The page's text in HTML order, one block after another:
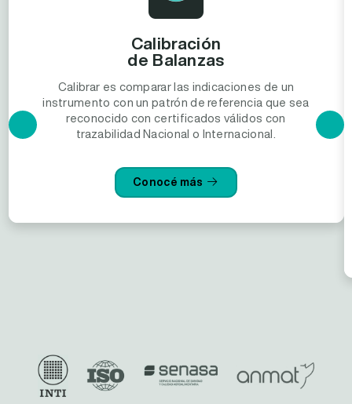
Calibración
de Balanzas
Calibrar es comparar las indicaciones de un
instrumento con un patrón de referencia que sea
reconocido con certificados válidos con
trazabilidad Nacional o Internacional.
Conocé más